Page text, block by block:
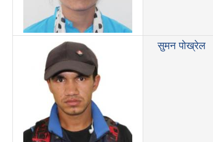
सुमन पोख्रेल